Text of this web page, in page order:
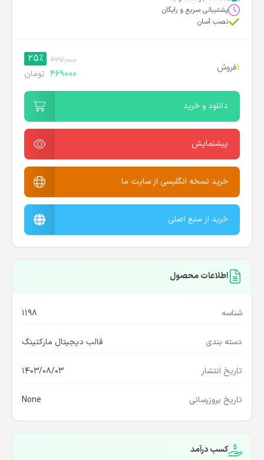
پشتیبانی سریع و رایگان
نصب آسان
1فروش
627,000
25%
469000 تومان
دانلود و خرید
پیشنمایش
خرید نسخه انگلیسی از سایت ما
خرید از منبع اصلی
اطلاعات محصول
شناسه 1198
دسته بندی قالب دیجیتال مارکتینگ
تاریخ انتشار 1403/08/03
تاریخ بروزرسانی None
کسب درآمد